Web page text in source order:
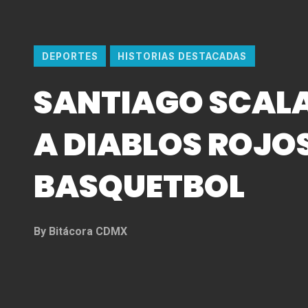
DEPORTES HISTORIAS DESTACADAS
SANTIAGO
A DIABLOS
BASQUETBOL
By Bitácora CDMX